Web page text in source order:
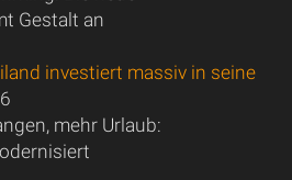
Gestalt an
investiert massiv in seine
mehr Urlaub: